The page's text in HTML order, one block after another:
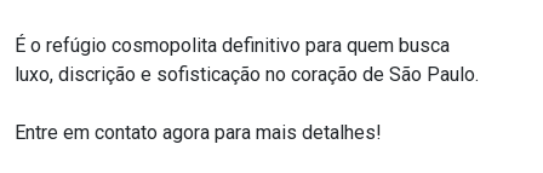
É o refúgio cosmopolita definitivo para quem busca
luxo, discrição e sofisticação no coração de São Paulo.
Entre em contato agora para mais detalhes!